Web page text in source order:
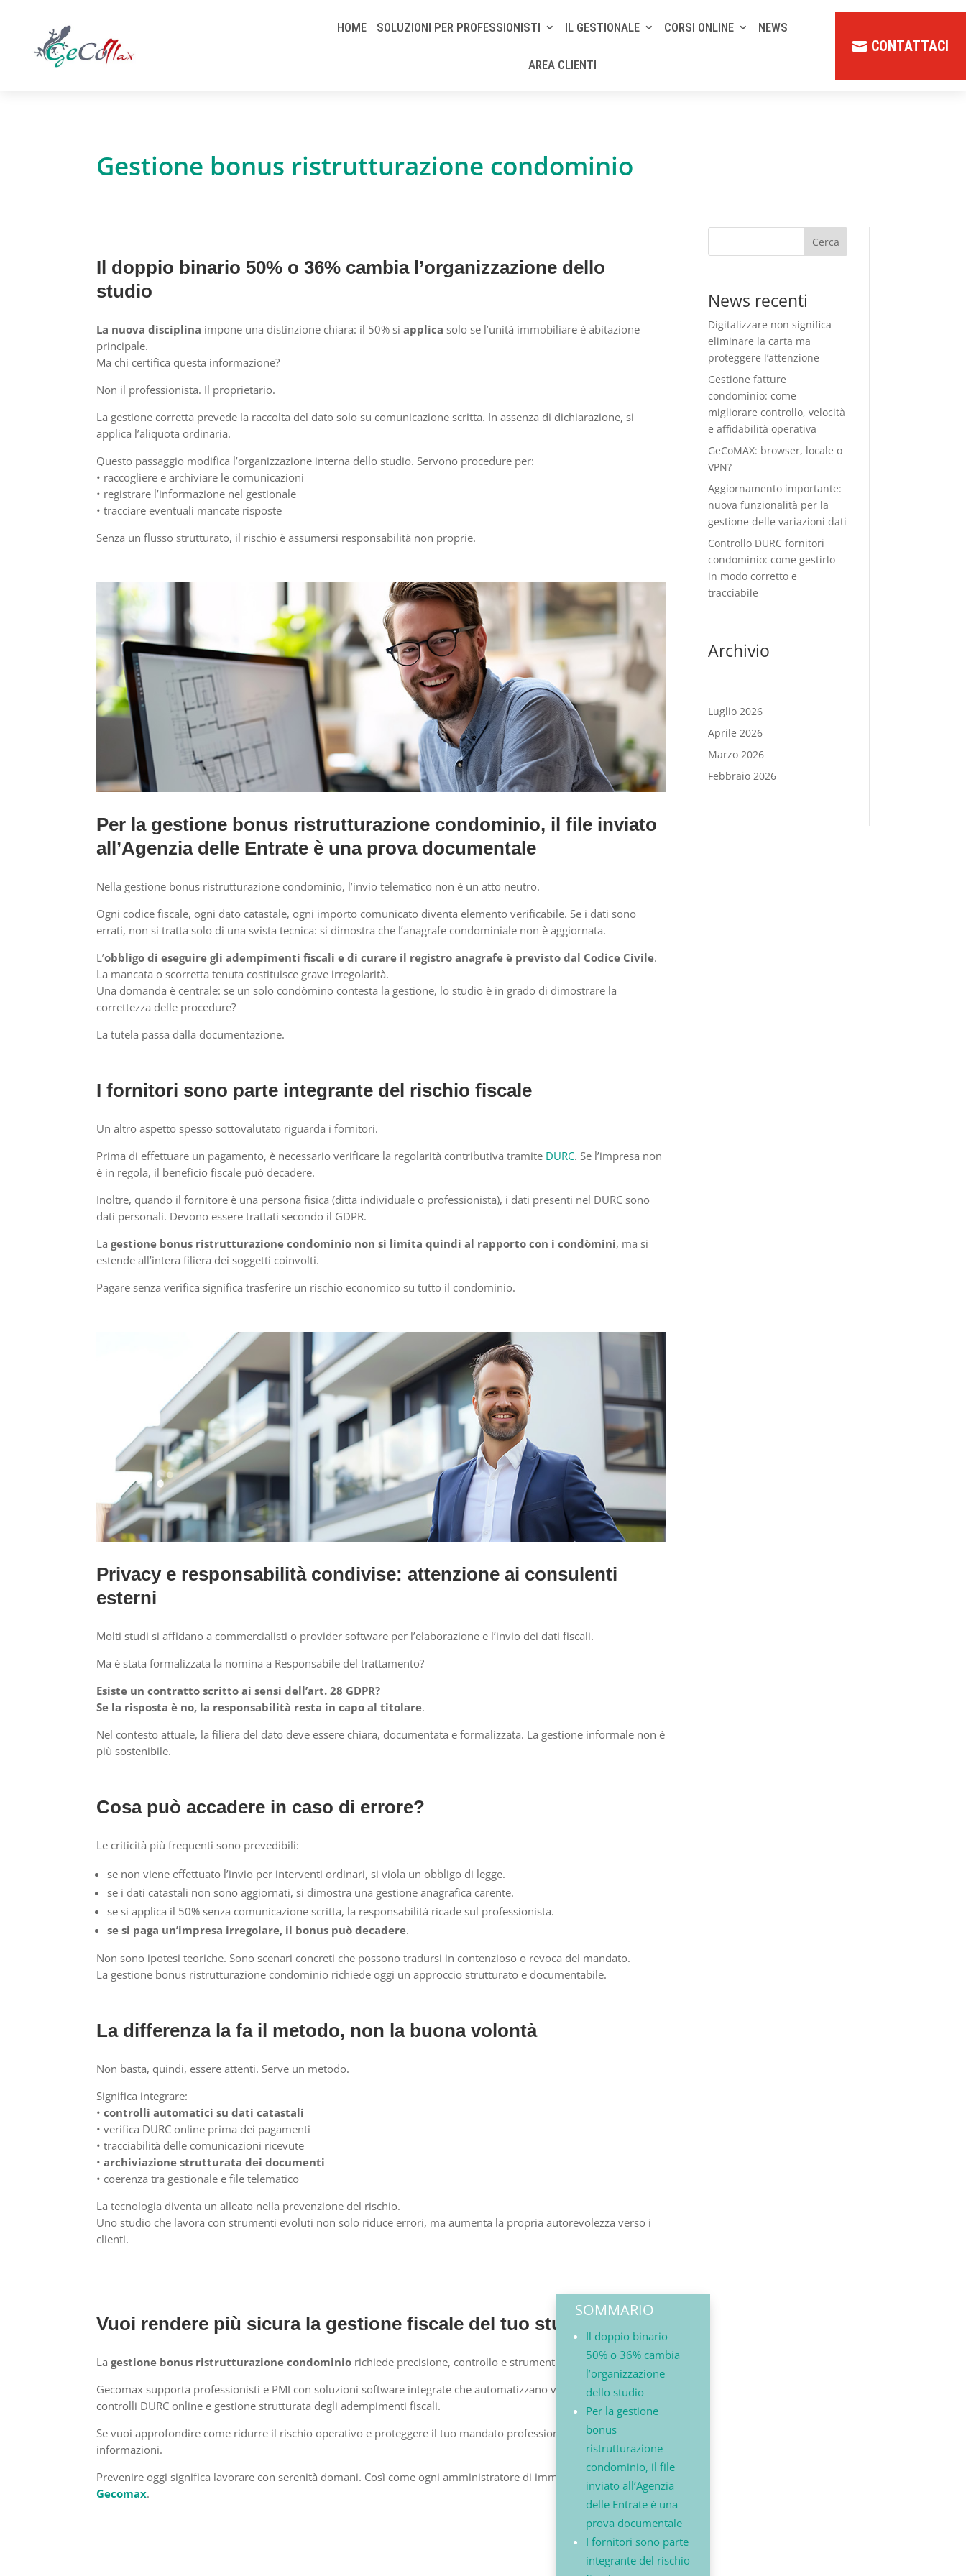
HOME SOLUZIONI PER PROFESSIONISTI IL GESTIONALE CORSI ONLINE NEWS
AREA CLIENTI
CONTATTACI
Gestione bonus ristrutturazione condominio
Il doppio binario 50% o 36% cambia l’organizzazione dello
studio
La nuova disciplina impone una distinzione chiara: il 50% siapplica solo se l’unità immobiliare è abitazione
principale.
Ma chi certifica questa informazione?
Non il professionista. Il proprietario.
La gestione corretta prevede la raccolta del dato solo su comunicazione scritta. In assenza di dichiarazione, si
applica l’aliquota ordinaria.
Questo passaggio modifica l’organizzazione interna dello studio. Servono procedure per:
• raccogliere e archiviare le comunicazioni
• registrare l’informazione nel gestionale
• tracciare eventuali mancate risposte
Senza un flusso strutturato, il rischio è assumersi responsabilità non proprie.
Per la gestione bonus ristrutturazione condominio, il file inviato
all’Agenzia delle Entrate è una prova documentale
Nella gestione bonus ristrutturazione condominio, l’invio telematico non è un atto neutro.
Ogni codice fiscale, ogni dato catastale, ogni importo comunicato diventa elemento verificabile. Se i dati sono
errati, non si tratta solo di una svista tecnica: si dimostra che l’anagrafe condominiale non è aggiornata.
L’obbligo di eseguire gli adempimenti fiscali e di curare il registro anagrafe è previsto dal Codice Civile.
La mancata o scorretta tenuta costituisce grave irregolarità.
Una domanda è centrale: se un solo condòmino contesta la gestione, lo studio è in grado di dimostrare la
correttezza delle procedure?
La tutela passa dalla documentazione.
I fornitori sono parte integrante del rischio fiscale
Un altro aspetto spesso sottovalutato riguarda i fornitori.
Prima di effettuare un pagamento, è necessario verificare la regolarità contributiva tramite DURC. Se l’impresa non
è in regola, il beneficio fiscale può decadere.
Inoltre, quando il fornitore è una persona fisica (ditta individuale o professionista), i dati presenti nel DURC sono
dati personali. Devono essere trattati secondo il GDPR.
Lagestione bonus ristrutturazione condominio non si limita quindi al rapporto con i condòmini, ma si
estende all’intera filiera dei soggetti coinvolti.
Pagare senza verifica significa trasferire un rischio economico su tutto il condominio.
Privacy e responsabilità condivise: attenzione ai consulenti
esterni
Molti studi si affidano a commercialisti o provider software per l’elaborazione e l’invio dei dati fiscali.
Ma è stata formalizzata la nomina a Responsabile del trattamento?
Esiste un contratto scritto ai sensi dell’art. 28 GDPR?
Se la risposta è no, la responsabilità resta in capo al titolare.
Nel contesto attuale, la filiera del dato deve essere chiara, documentata e formalizzata. La gestione informale non è
più sostenibile.
Cosa può accadere in caso di errore?
Le criticità più frequenti sono prevedibili:
se non viene effettuato l’invio per interventi ordinari, si viola un obbligo di legge.
se i dati catastali non sono aggiornati, si dimostra una gestione anagrafica carente.
se si applica il 50% senza comunicazione scritta, la responsabilità ricade sul professionista.
se si paga un’impresa irregolare, il bonus può decadere.
Non sono ipotesi teoriche. Sono scenari concreti che possono tradursi in contenzioso o revoca del mandato.
La gestione bonus ristrutturazione condominio richiede oggi un approccio strutturato e documentabile.
La differenza la fa il metodo, non la buona volontà
Non basta, quindi, essere attenti. Serve un metodo.
Significa integrare:
•controlli automatici su dati catastali
• verifica DURC online prima dei pagamenti
• tracciabilità delle comunicazioni ricevute
•archiviazione strutturata dei documenti
• coerenza tra gestionale e file telematico
La tecnologia diventa un alleato nella prevenzione del rischio.
Uno studio che lavora con strumenti evoluti non solo riduce errori, ma aumenta la propria autorevolezza verso i
clienti.
Vuoi rendere più sicura la gestione fiscale del tuo studio?
Lagestione bonus ristrutturazione condominio richiede precisione, controllo e strumenti affidabili.
Gecomax supporta professionisti e PMI con soluzioni software integrate che automatizzano verifiche catastali,
controlli DURC online e gestione strutturata degli adempimenti fiscali.
Se vuoi approfondire come ridurre il rischio operativo e proteggere il tuo mandato professionale, richiedi maggiori
informazioni.
Prevenire oggi significa lavorare con serenità domani. Così come ogni amministratore di immobili può fare con
Gecomax.
Cerca
News recenti
Digitalizzare non significa
eliminare la carta ma
proteggere l’attenzione
Gestione fatture
condominio: come
migliorare controllo, velocità
e affidabilità operativa
GeCoMAX: browser, locale o
VPN?
Aggiornamento importante:
nuova funzionalità per la
gestione delle variazioni dati
Controllo DURC fornitori
condominio: come gestirlo
in modo corretto e
tracciabile
Archivio
Luglio 2026
Aprile 2026
Marzo 2026
Febbraio 2026
SOMMARIO
Il doppio binario
50% o 36% cambia
l’organizzazione
dello studio
Per la gestione
bonus
ristrutturazione
condominio, il file
inviato all’Agenzia
delle Entrate è una
prova documentale
I fornitori sono parte
integrante del rischio